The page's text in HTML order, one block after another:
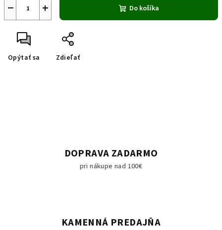
+
− Do košíka
Opýtať sa Zdieľať
DOPRAVA ZADARMO
pri nákupe nad 100€
KAMENNÁ PREDAJŇA